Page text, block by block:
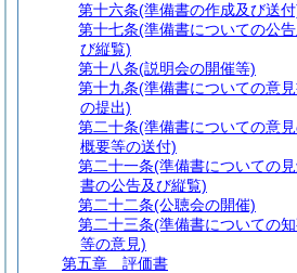
第十六条(準備書の作成及び送
第十七条(準備書についての公告
び縦覧)
第十八条(説明会の開催等)
第十九条(準備書についての意
の提出)
第二十条(準備書についての意
概要等の送付)
第二十一条(準備書についての
書の公告及び縦覧)
第二十二条(公聴会の開催)
第二十三条(準備書についての
等の意見)
第五章
評価書